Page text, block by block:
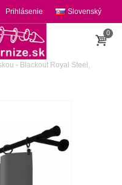
Slovenský
Prihlásenie
0
- Blackout Royal Steel,